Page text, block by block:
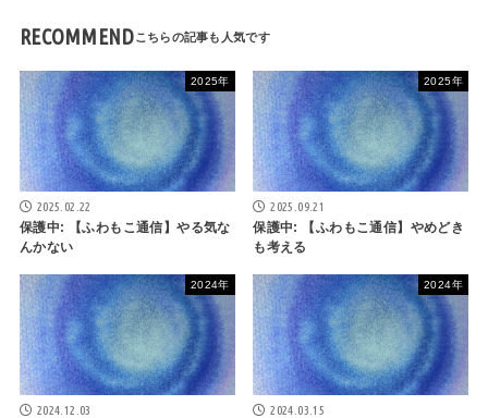
RECOMMEND
2025年
2025.02.22
保護中: 【ふわもこ通信】やる気な
んかない
2025年
2025.09.21
保護中: 【ふわもこ通信】やめどき
も考える
2024年
2024.12.03
2024年
2024.03.15